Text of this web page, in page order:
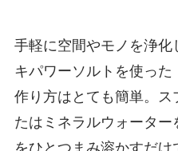
手軽に空間やモノを浄化
キパワーソルトを使った
作り方はとても簡単。ス
たはミネラルウォーター